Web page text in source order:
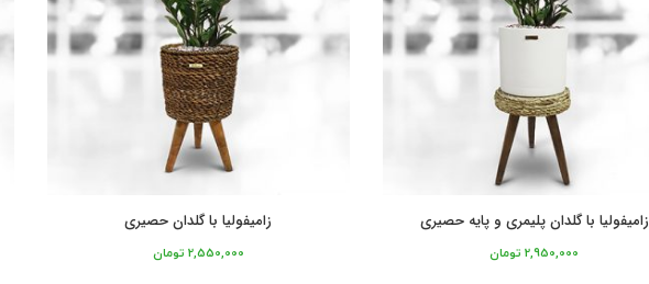
زامیفولیا با گلدان پلیمری و پایه حصیری
2,950,000 تومان
زامیفولیا با گلدان حصیری
2,550,000 تومان